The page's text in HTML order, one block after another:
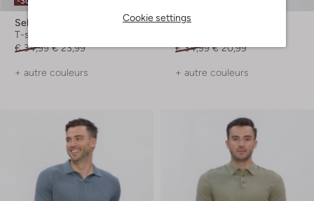
Cookie settings
Selected Men
T-shirts
€ 34,99 € 23,99
+ autre couleurs
Selected Men
€ 34,99 € 20,99
+ autre couleurs